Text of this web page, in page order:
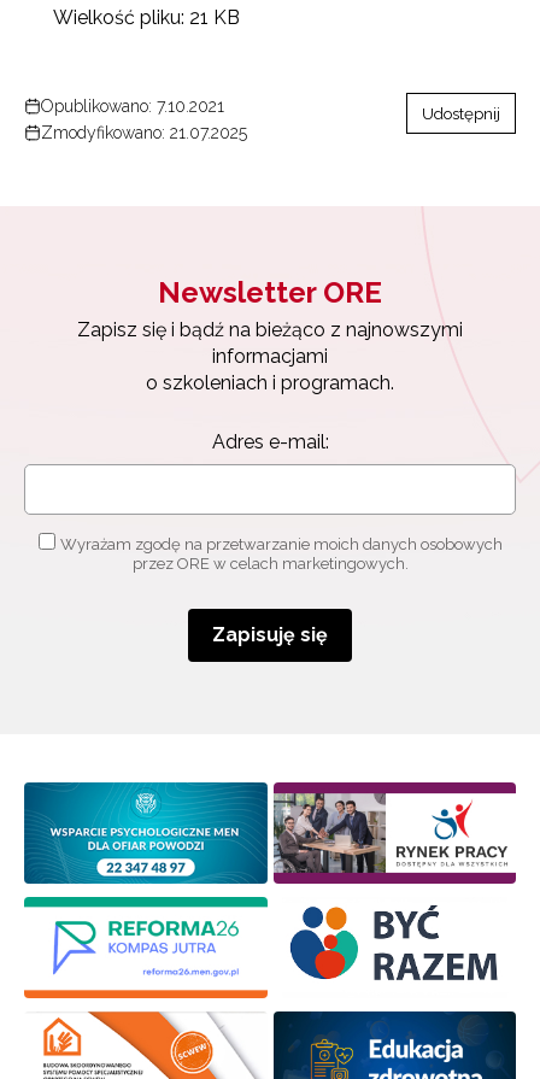
Wielkość pliku: 21 KB
Opublikowano: 7.10.2021
Zmodyfikowano: 21.07.2025
Udostępnij
Newsletter ORE
Zapisz się i bądź na bieżąco z najnowszymi
informacjami
o szkoleniach i programach.
Adres e-mail:
Wyrażam zgodę na przetwarzanie moich danych osobowych
przez ORE w celach marketingowych.
Zapisuję się
Newsletter ORE
Wyrażam zgodę na przetwarzanie moich danych
osobowych przez ORE w celach marketingowych.